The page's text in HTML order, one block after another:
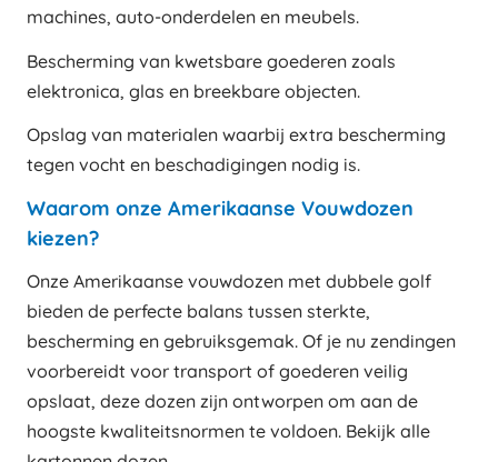
machines, auto-onderdelen en meubels.
Bescherming van kwetsbare goederen zoals
elektronica, glas en breekbare objecten.
Opslag van materialen waarbij extra bescherming
tegen vocht en beschadigingen nodig is.
Waarom onze Amerikaanse Vouwdozen
kiezen?
Onze Amerikaanse vouwdozen met dubbele golf
bieden de perfecte balans tussen sterkte,
bescherming en gebruiksgemak. Of je nu zendingen
voorbereidt voor transport of goederen veilig
opslaat, deze dozen zijn ontworpen om aan de
hoogste kwaliteitsnormen te voldoen. Bekijk alle